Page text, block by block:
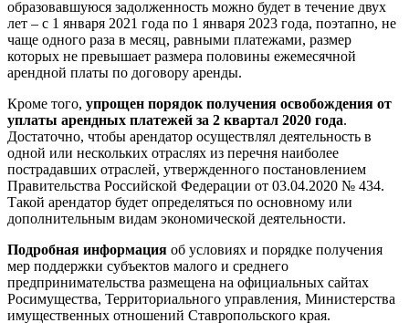
образовавшуюся задолженность можно будет в течение двух
лет – с 1 января 2021 года по 1 января 2023 года, поэтапно, не
чаще одного раза в месяц, равными платежами, размер
которых не превышает размера половины ежемесячной
арендной платы по договору аренды.
Кроме того, упрощен порядок получения освобождения от
уплаты арендных платежей за 2 квартал 2020 года.
Достаточно, чтобы арендатор осуществлял деятельность в
одной или нескольких отраслях из перечня наиболее
пострадавших отраслей, утвержденного постановлением
Правительства Российской Федерации от 03.04.2020 № 434.
Такой арендатор будет определяться по основному или
дополнительным видам экономической деятельности.
Подробная информация об условиях и порядке получения
мер поддержки субъектов малого и среднего
предпринимательства размещена на официальных сайтах
Росимущества, Территориального управления, Министерства
имущественных отношений Ставропольского края.